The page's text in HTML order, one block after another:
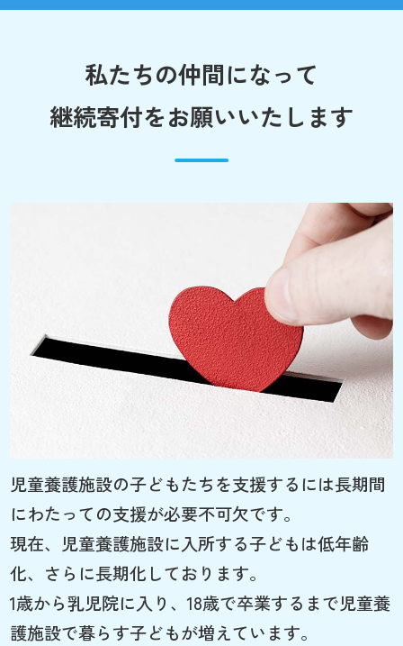
私たちの仲間になって
継続寄付をお願いいたします
児童養護施設の子どもたちを支援するには長期間
にわたっての支援が必要不可欠です。
現在、児童養護施設に入所する子どもは低年齢
化、さらに長期化しております。
1歳から乳児院に入り、18歳で卒業するまで児童養
護施設で暮らす子どもが増えています。